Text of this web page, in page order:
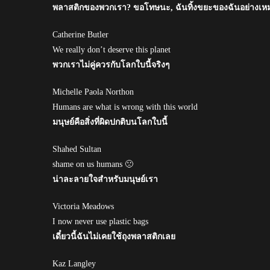
พลาสติกของพวกเรา? ขอโทษนะ, ฉันทิ้งขยะของฉันอย่างเห
Catherine Butler
We really don’t deserve this planet
พวกเราไม่คู่ควรกับโลกใบนี้จริงๆ
Michelle Paola Northon
Humans are what is wrong with this world
มนุษย์คือสิ่งที่ผิดปกติบนโลกใบนี้
Shahed Sultan
shame on us humans 🙁
น่าละลายใจสำหรับมนุษย์เรา
Victoria Meadows
I now never use plastic bags
เดี๋ยวนี้ฉันไม่เคยใช้ถุงพลาสติกเลย
Kaz Langley